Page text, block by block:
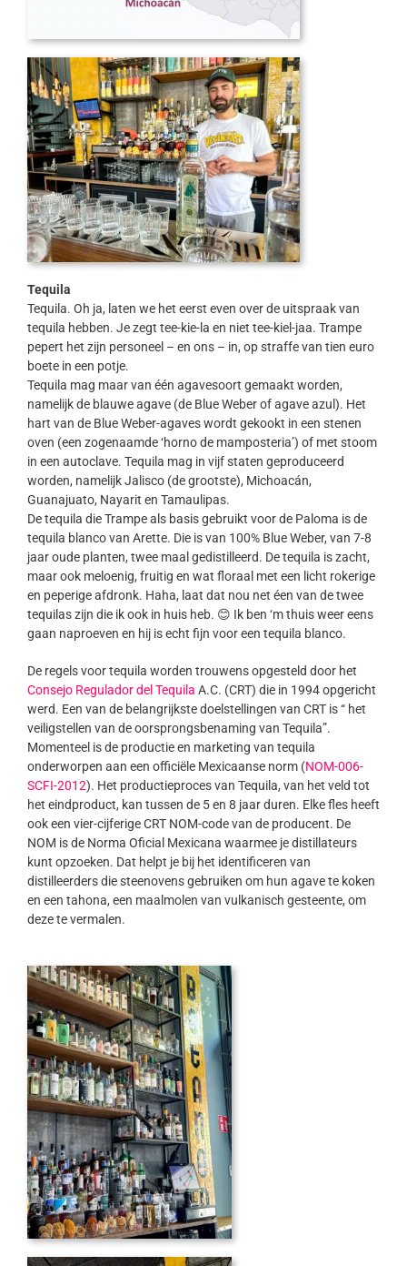
Tequila
Tequila. Oh ja, laten we het eerst even over de uitspraak van
tequila hebben. Je zegt tee-kie-la en niet tee-kiel-jaa. Trampe
pepert het zijn personeel – en ons – in, op straffe van tien euro
boete in een potje.
Tequila mag maar van één agavesoort gemaakt worden,
namelijk de blauwe agave (de Blue Weber of agave azul). Het
hart van de Blue Weber-agaves wordt gekookt in een stenen
oven (een zogenaamde ‘horno de mamposteria’) of met stoom
in een autoclave. Tequila mag in vijf staten geproduceerd
worden, namelijk Jalisco (de grootste), Michoacán,
Guanajuato, Nayarit en Tamaulipas.
De tequila die Trampe als basis gebruikt voor de Paloma is de
tequila blanco van Arette. Die is van 100% Blue Weber, van 7-8
jaar oude planten, twee maal gedistilleerd. De tequila is zacht,
maar ook meloenig, fruitig en wat floraal met een licht rokerige
en peperige afdronk. Haha, laat dat nou net éen van de twee
tequilas zijn die ik ook in huis heb. 😊 Ik ben ‘m thuis weer eens
gaan naproeven en hij is echt fijn voor een tequila blanco.
De regels voor tequila worden trouwens opgesteld door het
Consejo Regulador del Tequila A.C. (CRT) die in 1994 opgericht
werd. Een van de belangrijkste doelstellingen van CRT is “ het
veiligstellen van de oorsprongsbenaming van Tequila”.
Momenteel is de productie en marketing van tequila
onderworpen aan een officiële Mexicaanse norm (NOM-006-
SCFI-2012). Het productieproces van Tequila, van het veld tot
het eindproduct, kan tussen de 5 en 8 jaar duren. Elke fles heeft
ook een vier-cijferige CRT NOM-code van de producent. De
NOM is de Norma Oficial Mexicana waarmee je distillateurs
kunt opzoeken. Dat helpt je bij het identificeren van
distilleerders die steenovens gebruiken om hun agave te koken
en een tahona, een maalmolen van vulkanisch gesteente, om
deze te vermalen.